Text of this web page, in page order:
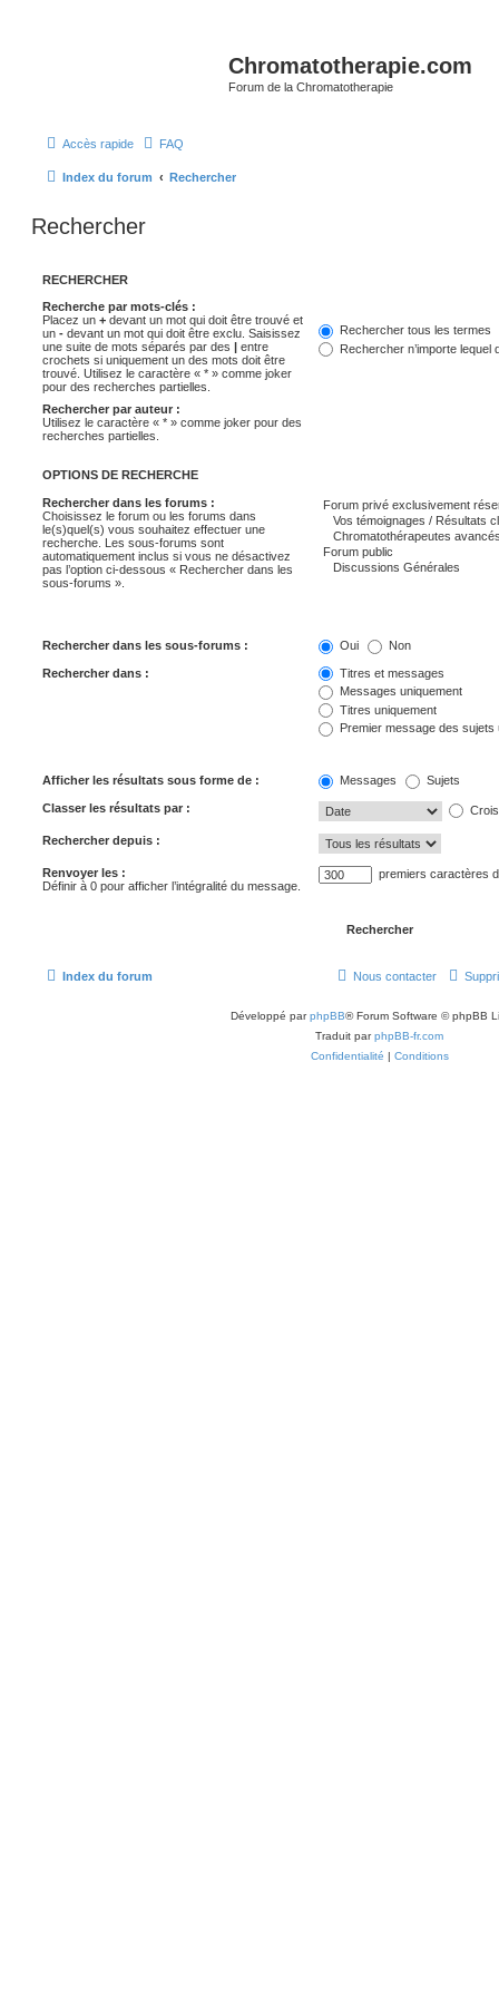
Chromatotherapie.com
Forum de la Chromatotherapie
Accès rapide FAQ
Index du forum Rechercher
Rechercher
RECHERCHER
Recherche par mots-clés :
Placez un + devant un mot qui doit être trouvé et
un - devant un mot qui doit être exclu. Saisissez
une suite de mots séparés par des | entre
crochets si uniquement un des mots doit être
trouvé. Utilisez le caractère « * » comme joker
pour des recherches partielles.
Rechercher tous les termes
Rechercher n’importe lequel
Rechercher par auteur :
Utilisez le caractère « * » comme joker pour des
recherches partielles.
OPTIONS DE RECHERCHE
Rechercher dans les forums :
Choisissez le forum ou les forums dans
le(s)quel(s) vous souhaitez effectuer une
recherche. Les sous-forums sont
automatiquement inclus si vous ne désactivez
pas l’option ci-dessous « Rechercher dans les
sous-forums ».
Rechercher dans les sous-forums : Oui Non
Rechercher dans :
Titres et messages
Messages uniquement
Titres uniquement
Premier message des sujets
Afficher les résultats sous forme de : Messages Sujets
Classer les résultats par :
Rechercher depuis :
Renvoyer les :
Définir à 0 pour afficher l’intégralité du message.
premiers caractères
Index du forum Nous contacter
Développé parphpBB® Forum Software © phpBB
Traduit parphpBB-fr.com
Confidentialité | Conditions